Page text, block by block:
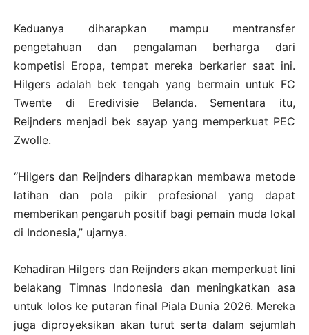
Keduanya diharapkan mampu mentransfer
pengetahuan dan pengalaman berharga dari
kompetisi Eropa, tempat mereka berkarier saat ini.
Hilgers adalah bek tengah yang bermain untuk FC
Twente di Eredivisie Belanda. Sementara itu,
Reijnders menjadi bek sayap yang memperkuat PEC
Zwolle.
“Hilgers dan Reijnders diharapkan membawa metode
latihan dan pola pikir profesional yang dapat
memberikan pengaruh positif bagi pemain muda lokal
di Indonesia,” ujarnya.
Kehadiran Hilgers dan Reijnders akan memperkuat lini
belakang Timnas Indonesia dan meningkatkan asa
untuk lolos ke putaran final Piala Dunia 2026. Mereka
juga diproyeksikan akan turut serta dalam sejumlah